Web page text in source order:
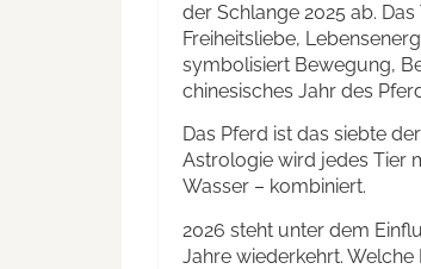
der Schlange 2025 ab.
Freiheitsliebe,
symbolisiert Bewegung,
chinesisches Jahr des
Das Pferd ist das siebte
Astrologie wird jedes Tier
Wasser – kombiniert.
2026 steht unter dem
Jahre wiederkehrt.